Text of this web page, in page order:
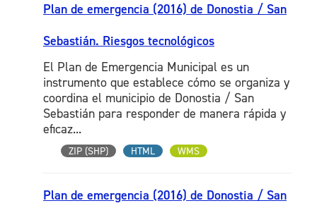
Plan de emergencia (2016) de Donostia / San
Sebastián. Riesgos tecnológicos
El Plan de Emergencia Municipal es un
instrumento que establece cómo se organiza y
coordina el municipio de Donostia / San
Sebastián para responder de manera rápida y
eficaz...
ZIP (SHP) HTML WMS
Plan de emergencia (2016) de Donostia / San